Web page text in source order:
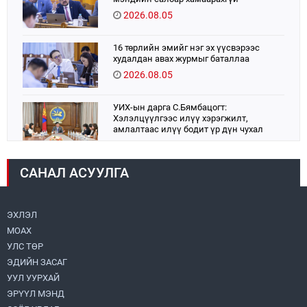
2026.08.05
16 төрлийн эмийг нэг эх үүсвэрээс
худалдан авах журмыг баталлаа
2026.08.05
УИХ-ын дарга С.Бямбацогт:
Хэлэлцүүлгээс илүү хэрэгжилт,
амлалтаас илүү бодит үр дүн чухал
Монголбанк 7 дугаар сард 1,439.2 кг үнэт
САНАЛ АСУУЛГА
ЭХЛЭЛ
МОАХ
УЛС ТӨР
ЭДИЙН ЗАСАГ
УУЛ УУРХАЙ
ЭРҮҮЛ МЭНД